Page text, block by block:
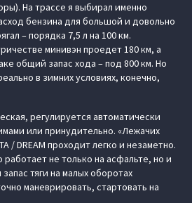
На трассе я выбирал именно
бензина для большой и довольно
– порядка 7,5 л на 100 км.
минивэн проедет 180 км, а
общий запас хода – под 800 км. Но
в зимних условиях, конечно,
регулируется автоматически
или принудительно. «Лежачих
/ DREAM проходит легко и незаметно.
не только на асфальте, но и
тяги на малых оборотах
маневрировать, стартовать на